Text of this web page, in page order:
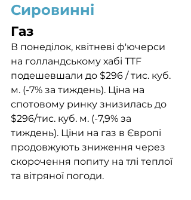
Сировинні
Газ
В понеділок, квітневі ф'ючерси
на голландському хабі TTF
подешевшали до $296 / тис. куб.
м. (-7% за тиждень). Ціна на
спотовому ринку знизилась до
$296/тис. куб. м. (-7,9% за
тиждень). Ціни на газ в Європі
продовжують зниження через
скорочення попиту на тлі теплої
та вітряної погоди.